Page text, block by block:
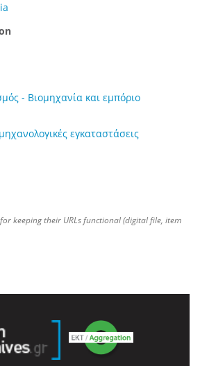
- Βιομηχανία και εμπόριο
εγκαταστάσεις
keeping their URLs functional (digital file, item